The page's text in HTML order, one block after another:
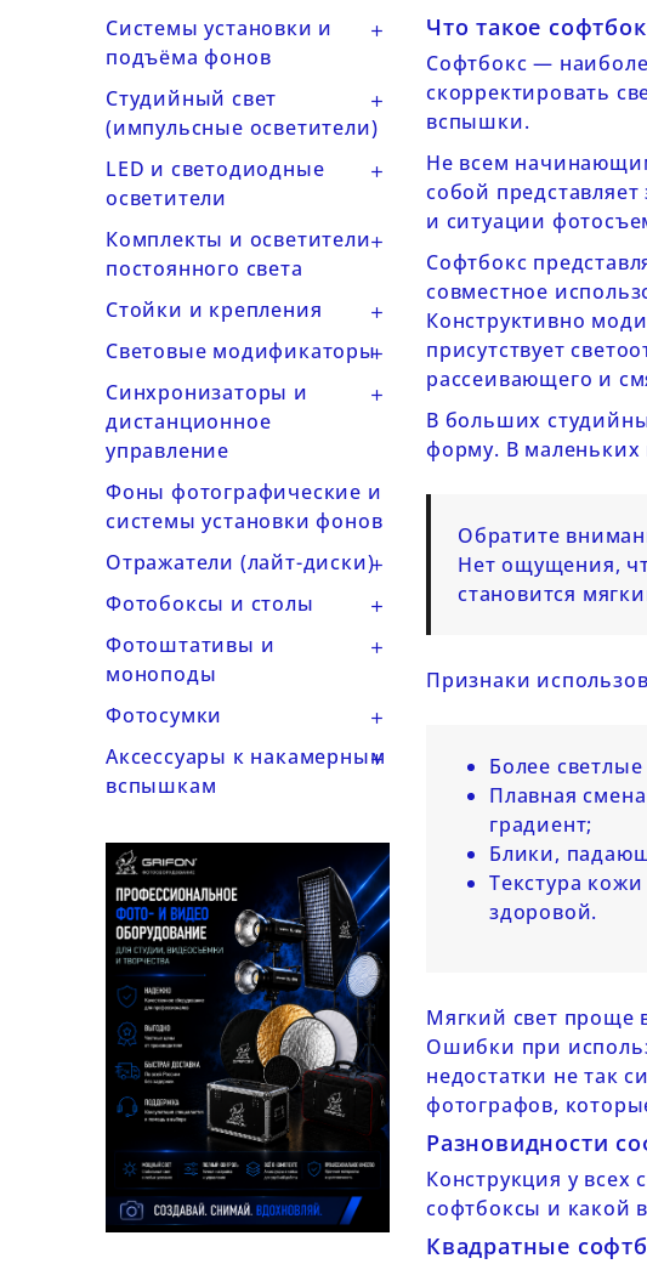
Системы установки и
подъёма фонов

Студийный свет
(импульсные осветители)

LED и светодиодные
осветители

Комплекты и осветители
постоянного света

Стойки и крепления 
Световые модификаторы
Синхронизаторы и
дистанционное
управление

Фоны фотографические и
системы установки фонов
Отражатели (лайт-диски)
Фотобоксы и столы 
Фотоштативы и
моноподы

Фотосумки 
Аксессуары к накамерным
вспышкам

Что такое
Софтбокс —
скорректировать
вспышки.
Не всем
собой
и ситуации
Софтбокс
совместное
Конструктивно
присутствует
рассеивающего и
В больших
форму. В маленьких
Обратите
Нет ощущения,
становится
Признаки
Более
Плавная
градиент;
Блики,
Текстура
здоровой.
Мягкий свет проще
Ошибки при
недостатки не так
фотографов,
Разновидности
Конструкция у
софтбоксы и какой
Квадратные